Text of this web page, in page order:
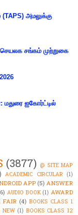
(TAPS) அமலுக்கு
செயலக சங்கம் முற்றுகை
மதுரை ஐகோர்ட்டில்
(3877) @ SITE MAP
ACADEMIC CIRCULAR (1)
APP (5) ANSWER
AUDIO BOOK (1) AWARD
FAIR (4) BOOKS CLASS 1
NEW (1) BOOKS CLASS 12